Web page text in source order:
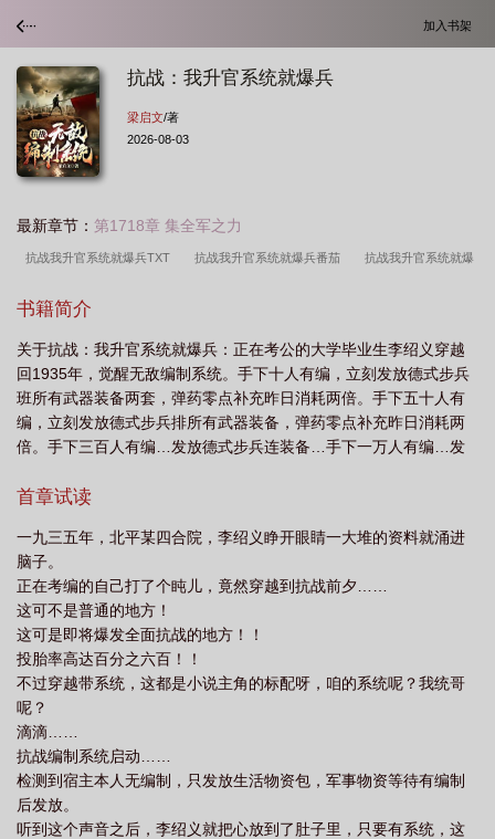
加入书架
抗战：我升官系统就爆兵
梁启文/著
2026-08-03
最新章节： 第1718章 集全军之力
抗战我升官系统就爆兵TXT 抗战我升官系统就爆兵番茄 抗战我升官系统就爆
费阅读 抗战之升级
兵/粱启文 抗战我升官系统就爆兵/梁启文 抗战我升官系统就爆兵最新章
节 抗战升官特别快的
书籍简介
关于抗战：我升官系统就爆兵：正在考公的大学毕业生李绍义穿越
回1935年，觉醒无敌编制系统。手下十人有编，立刻发放德式步兵
班所有武器装备两套，弹药零点补充昨日消耗两倍。手下五十人有
编，立刻发放德式步兵排所有武器装备，弹药零点补充昨日消耗两
倍。手下三百人有编…发放德式步兵连装备…手下一万人有编…发
的系统，不把鬼子打出屎来对得起列祖列宗？简介无力，移驾正
首章试读
一九三五年，北平某四合院，李绍义睁开眼睛一大堆的资料就涌进
脑子。
正在考编的自己打了个盹儿，竟然穿越到抗战前夕……
这可不是普通的地方！
这可是即将爆发全面抗战的地方！！
投胎率高达百分之六百！！
不过穿越带系统，这都是小说主角的标配呀，咱的系统呢？我统哥
呢？
滴滴……
抗战编制系统启动……
检测到宿主本人无编制，只发放生活物资包，军事物资等待有编制
后发放。
听到这个声音之后，李绍义就把心放到了肚子里，只要有系统，这